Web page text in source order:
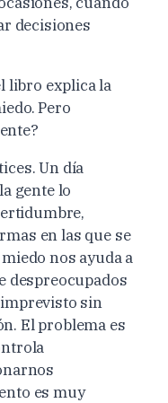
decisiones
libro explica la
Pero
Un día
gente lo
en las que se
nos ayuda a
despreocupados
sin
El problema es
es muy